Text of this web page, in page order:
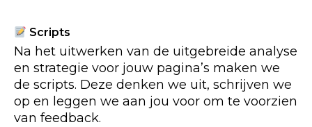
Scripts
Na het uitwerken van de uitgebreide analyse
en strategie voor jouw pagina’s maken we
de scripts. Deze denken we uit, schrijven we
op en leggen we aan jou voor om te voorzien
van feedback.